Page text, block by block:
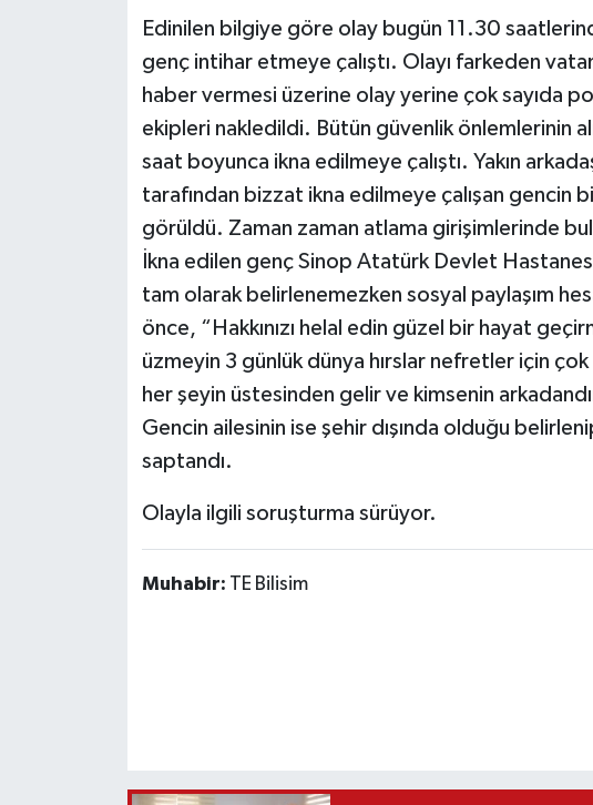
Edinilen bilgiye göre olay bugün 11.30 saatlerinde
genç intihar etmeye çalıştı. Olayı farkeden
haber vermesi üzerine olay yerine çok sayıda
ekipleri nakledildi. Bütün güvenlik önlemlerinin
saat boyunca ikna edilmeye çalıştı. Yakın
tarafından bizzat ikna edilmeye çalışan gencin
görüldü. Zaman zaman atlama girişimlerinde
İkna edilen genç Sinop Atatürk Devlet
tam olarak belirlenemezken sosyal paylaşım
önce, “Hakkınızı helal edin güzel bir hayat
üzmeyin 3 günlük dünya hırslar nefretler için
her şeyin üstesinden gelir ve kimsenin
Gencin ailesinin ise şehir dışında olduğu
saptandı.
Olayla ilgili soruşturma sürüyor.
Muhabir: TE Bilisim